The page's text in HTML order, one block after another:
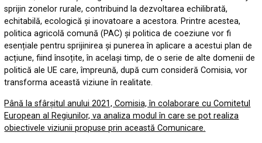
sprijin zonelor rurale, contribuind la dezvoltarea echilibrată,
echitabilă, ecologică și inovatoare a acestora. Printre acestea,
politica agricolă comună (PAC) și politica de coeziune vor fi
esențiale pentru sprijinirea și punerea în aplicare a acestui plan de
acțiune, fiind însoțite, în același timp, de o serie de alte domenii de
politică ale UE care, împreună, după cum consideră Comisia, vor
transforma această viziune în realitate.
Până la sfârșitul anului 2021, Comisia, în colaborare cu Comitetul
European al Regiunilor, va analiza modul în care se pot realiza
obiectivele viziunii propuse prin această Comunicare.